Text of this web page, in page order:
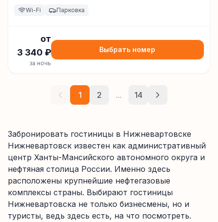
Wi-Fi Парковка
от
3 340 ₽
за ночь
Выбрать номер
1 2 ... 14
Забронировать гостиницы в Нижневартовске
Нижневартовск известен как административный
центр Ханты-Мансийского автономного округа и
нефтяная столица России. Именно здесь
расположены крупнейшие нефтегазовые
комплексы страны. Выбирают гостиницы
Нижневартовска не только бизнесмены, но и
туристы, ведь здесь есть, на что посмотреть.